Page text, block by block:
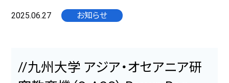
2025.06.27 お知らせ
//九州大学 アジア・オセアニア研